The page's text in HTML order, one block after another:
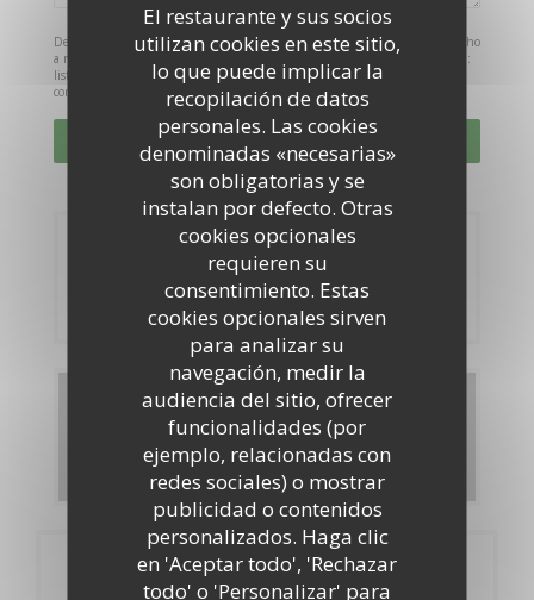
El restaurante y sus socios
utilizan cookies en este sitio,
lo que puede implicar la
recopilación de datos
personales. Las cookies
denominadas «necesarias»
son obligatorias y se
instalan por defecto. Otras
cookies opcionales
requieren su
consentimiento. Estas
cookies opcionales sirven
para analizar su
navegación, medir la
audiencia del sitio, ofrecer
funcionalidades (por
ejemplo, relacionadas con
redes sociales) o mostrar
publicidad o contenidos
personalizados. Haga clic
en 'Aceptar todo', 'Rechazar
todo' o 'Personalizar' para
De acuerdo con la normativa de protección de datos, puede ejercer su derecho
a no recibir comunicaciones comerciales inscribiéndose en la Lista Robinson:
listarobinson.es
. Para más información sobre el tratamiento de sus datos,
consulte nuestra
política de privacidad.
Reserva
RESERVAR UNA MESA
Carta
DESCUBRIR NUESTRA CARTA
Información general